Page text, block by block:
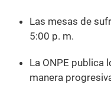
Las mesas de
5:00 p. m.
La ONPE publica
manera